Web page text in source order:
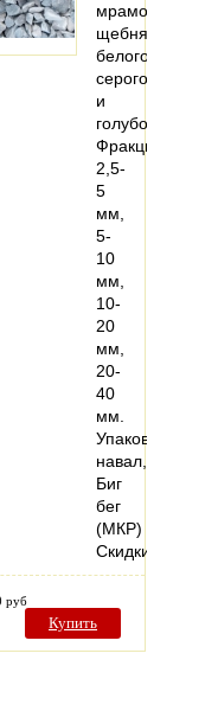
мраморного
щебня
белого,
серого
и
голубого.
Фракции
2,5-
5
мм,
5-
10
мм,
10-
20
мм,
20-
40
мм.
Упаковка:
навал,
Биг
бег
(МКР)
Скидки…
руб
Купить